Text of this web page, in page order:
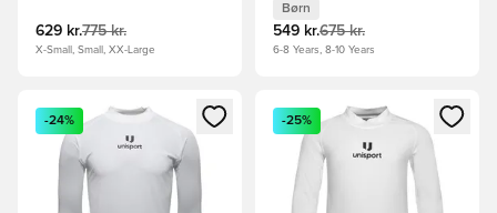
629 kr.775 kr.
X-Small, Small, XX-Large
Børn
549 kr.675 kr.
6-8 Years, 8-10 Years
Åbner en Modal til at logge ind eller tilmelde dig som
-24%
Åbner en Modal til at logge
-25%